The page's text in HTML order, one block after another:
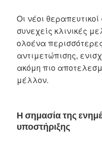
Οι νέοι
συνεχείς κλινικές
ολοένα
αντιμετώπισης,
ακόμη πιο
μέλλον.
Η σημασία της
υποστήριξης